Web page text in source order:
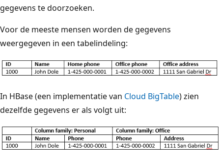
gegevens te doorzoeken.
Voor de meeste mensen worden de gegevens
weergegeven in een tabelindeling:
In HBase (een implementatie van Cloud BigTable) zien
dezelfde gegevens er als volgt uit: